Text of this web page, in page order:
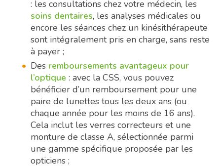
: les consultations chez votre médecin, les
soins dentaires, les analyses médicales ou
encore les séances chez un kinésithérapeute
sont intégralement pris en charge, sans reste
à payer ;
Des remboursements avantageux pour
l’optique : avec la CSS, vous pouvez
bénéficier d’un remboursement pour une
paire de lunettes tous les deux ans (ou
chaque année pour les moins de 16 ans).
Cela inclut les verres correcteurs et une
monture de classe A, sélectionnée parmi
une gamme spécifique proposée par les
opticiens ;